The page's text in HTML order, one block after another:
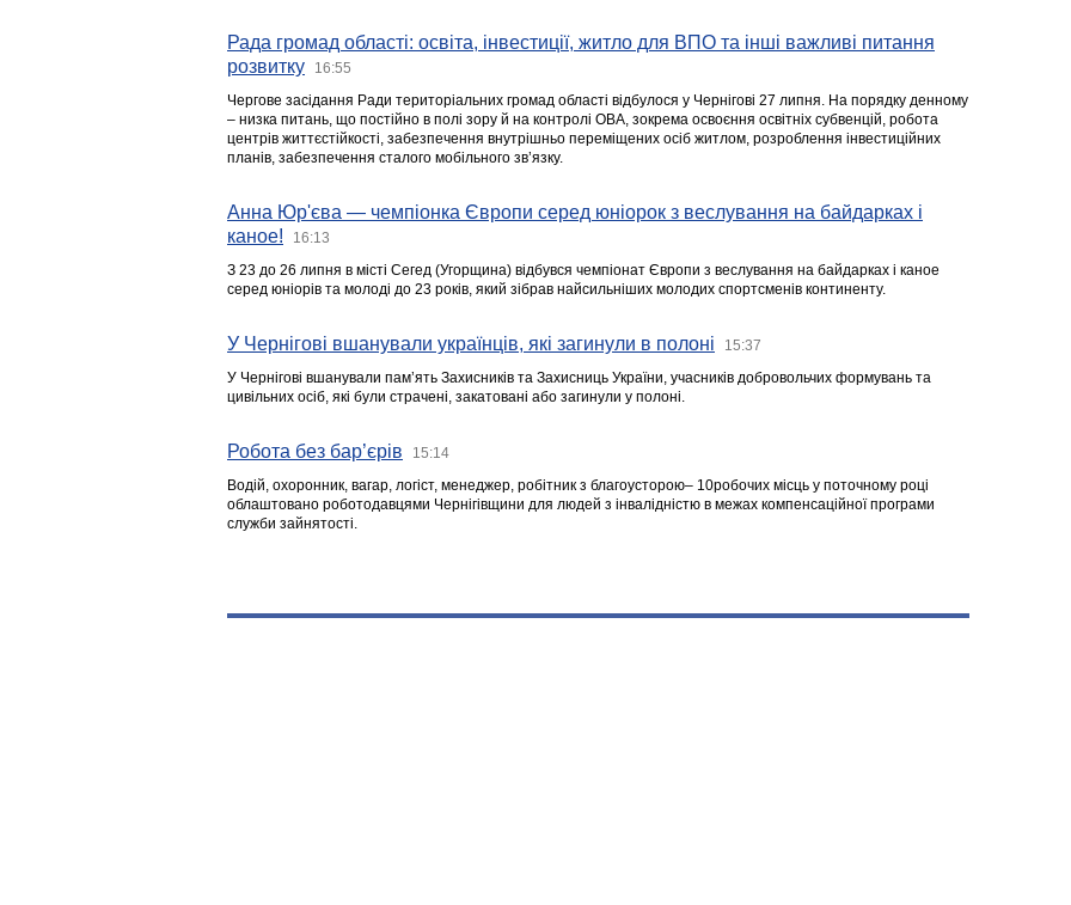
Рада громад області: освіта, інвестиції, житло для ВПО та інші важливі питання
розвитку
16:55
Чергове засідання Ради територіальних громад області відбулося у Чернігові 27 липня. На порядку денному
– низка питань, що постійно в полі зору й на контролі ОВА, зокрема освоєння освітніх субвенцій, робота
центрів життєстійкості, забезпечення внутрішньо переміщених осіб житлом, розроблення інвестиційних
планів, забезпечення сталого мобільного зв’язку.
Анна Юр'єва — чемпіонка Європи серед юніорок з веслування на байдарках і
каное!
16:13
З 23 до 26 липня в місті Сегед (Угорщина) відбувся чемпіонат Європи з веслування на байдарках і каное
серед юніорів та молоді до 23 років, який зібрав найсильніших молодих спортсменів континенту.
У Чернігові вшанували українців, які загинули в полоні 15:37
У Чернігові вшанували пам’ять Захисників та Захисниць України, учасників добровольчих формувань та
цивільних осіб, які були страчені, закатовані або загинули у полоні.
Робота без бар’єрів 15:14
Водій, охоронник, вагар, логіст, менеджер, робітник з благоусторою– 10робочих місць у поточному році
облаштовано роботодавцями Чернігівщини для людей з інвалідністю в межах компенсаційної програми
служби зайнятості.